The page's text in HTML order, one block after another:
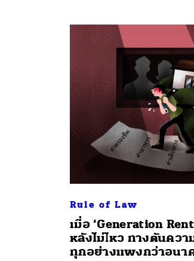
Rule of Law
เมื่อ ‘Generation
หลังไม่ไหว ทางตันค
ทุกอย่างแพงกว่าอนา